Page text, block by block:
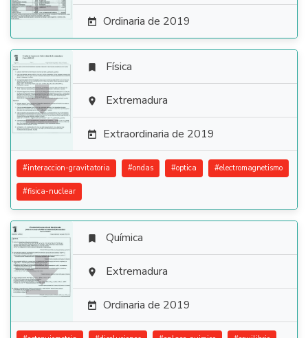
 Ordinaria de 2019

 Física
 Extremadura
 Extraordinaria de 2019
#interaccion-gravitatoria #ondas #optica #electromagnetismo
#fisica-nuclear

 Química
 Extremadura
 Ordinaria de 2019